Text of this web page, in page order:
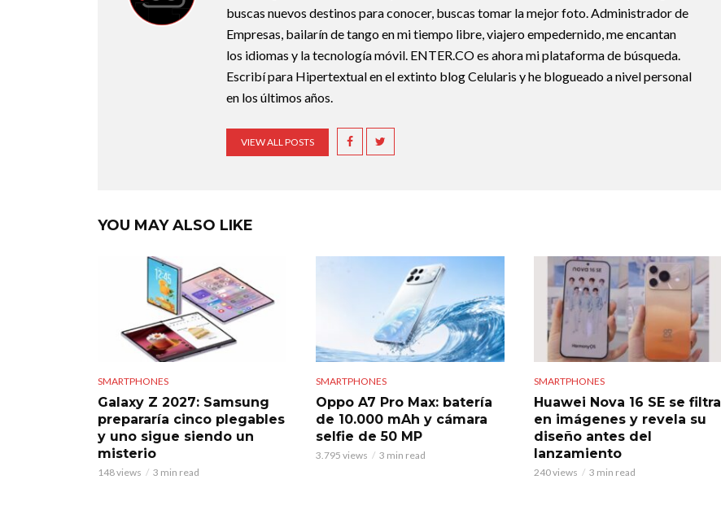
buscas nuevos destinos para conocer, buscas tomar la mejor foto. Administrador de
Empresas, bailarín de tango en mi tiempo libre, viajero empedernido, me encantan
los idiomas y la tecnología móvil. ENTER.CO es ahora mi plataforma de búsqueda.
Escribí para Hipertextual en el extinto blog Celularis y he blogueado a nivel personal
en los últimos años.
VIEW ALL POSTS
YOU MAY ALSO LIKE
SMARTPHONES
Galaxy Z 2027: Samsung
prepararía cinco plegables
y uno sigue siendo un
misterio
148 views 3 min read
SMARTPHONES
Oppo A7 Pro Max: batería
de 10.000 mAh y cámara
selfie de 50 MP
3.795 views 3 min read
SMARTPHONES
Huawei Nova 16 SE se filtra
en imágenes y revela su
diseño antes del
lanzamiento
240 views 3 min read